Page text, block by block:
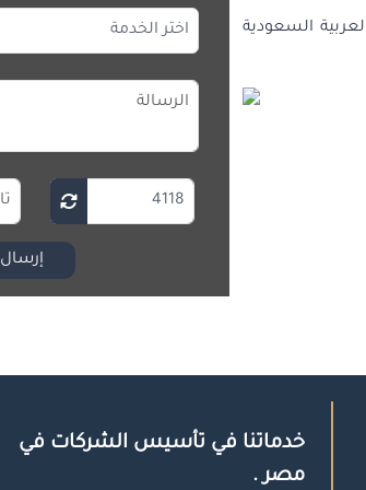
السعودية
إرسال
خدماتنا في تأسيس الشركات في
مصر .